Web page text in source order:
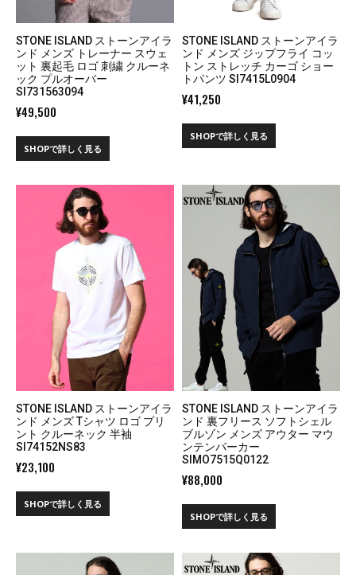
STONE ISLAND ストーンアイラ
ンド メンズ トレーナー スウェ
ット 裏起毛 ロゴ 刺繍 クルーネ
ック プルオーバー
SI731563094
¥49,500
SHOPで詳しく見る
STONE ISLAND ストーンアイラ
ンド メンズ ジップフライ コッ
トン ストレッチ カーゴ ショー
トパンツ SI7415L0904
¥41,250
SHOPで詳しく見る
STONE ISLAND ストーンアイラ
ンド メンズ Tシャツ ロゴ プリ
ント クルーネック 半袖
SI74152NS83
¥23,100
SHOPで詳しく見る
STONE ISLAND ストーンアイラ
ンド 裏フリース ソフトシェル
ブルゾン メンズ アウター マウ
ンテンパーカー
SIMO7515Q0122
¥88,000
SHOPで詳しく見る